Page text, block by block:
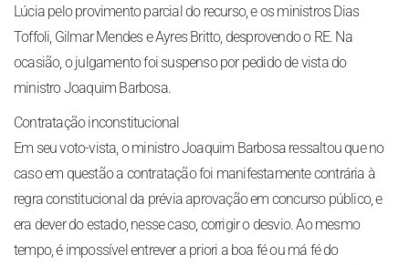
Lúcia pelo provimento parcial do recurso, e os ministros Dias
Toffoli, Gilmar Mendes e Ayres Britto, desprovendo o RE. Na
ocasião, o julgamento foi suspenso por pedido de vista do
ministro Joaquim Barbosa.
Contratação inconstitucional
Em seu voto-vista, o ministro Joaquim Barbosa ressaltou que no
caso em questão a contratação foi manifestamente contrária à
regra constitucional da prévia aprovação em concurso público, e
era dever do estado, nesse caso, corrigir o desvio. Ao mesmo
tempo, é impossível entrever a priori a boa fé ou má fé do